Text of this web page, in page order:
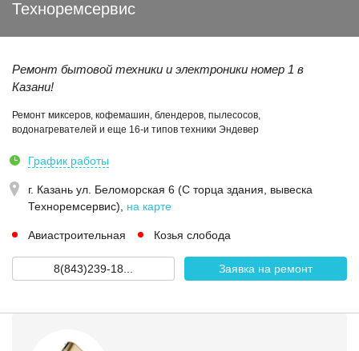
Техноремсервис
Ремонт бытовой техники и электроники номер 1 в
Казани!
Ремонт миксеров, кофемашин, блендеров, пылесосов,
водонагревателей и еще 16-и типов техники Эндевер
График работы
г. Казань ул. Беломорская 6 (С торца здания, вывеска
Техноремсервис)
на карте
Авиастроительная Козья слобода
8(843)239-18... Заявка на ремонт